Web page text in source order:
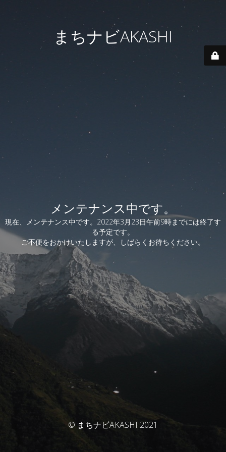
まちナビAKASHI
メンテナンス中です。
現在、メンテナンス中です。2022年3月23日午前9時までには終了す
る予定です。
ご不便をおかけいたしますが、しばらくお待ちください。
© まちナビAKASHI 2021